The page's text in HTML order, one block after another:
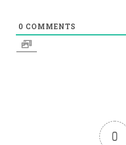
0 COMMENTS
0